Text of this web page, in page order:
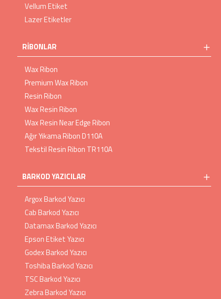
Vellum Etiket
Lazer Etiketler
RIBONLAR
Wax Ribon
Premium Wax Ribon
Resin Ribon
Wax Resin Ribon
Wax Resin Near Edge Ribon
Ağır Yıkama Ribon D110A
Tekstil Resin Ribon TR110A
BARKOD YAZICILAR
Argox Barkod Yazıcı
Cab Barkod Yazıcı
Datamax Barkod Yazıcı
Epson Etiket Yazıcı
Godex Barkod Yazıcı
Toshiba Barkod Yazıcı
TSC Barkod Yazıcı
Zebra Barkod Yazıcı